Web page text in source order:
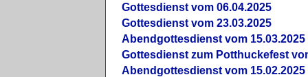
Gottesdienst vom 06.04.2025
Gottesdienst vom 23.03.2025
Abendgottesdienst vom 15.03.2025
Gottesdienst zum Potthuckefest
Abendgottesdienst vom 15.02.2025